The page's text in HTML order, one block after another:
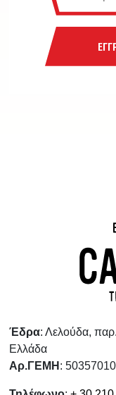
Έδρα: Λελούδα,
Ελλάδα
Αρ.ΓΕΜΗ :